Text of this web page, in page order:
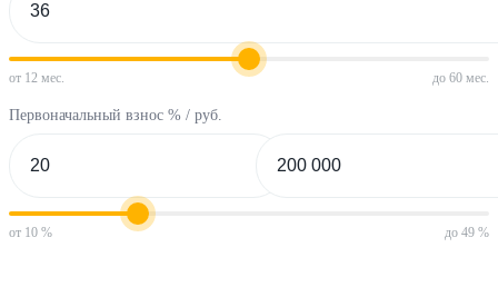
от 12 мес. до 60 мес.
Первоначальный взнос % / руб.
от 10 % до 49 %